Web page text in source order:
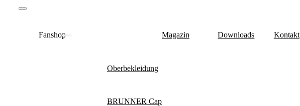
Fanshop
Oberbekleidung
BRUNNER Cap
Magazin Downloads Kontakt